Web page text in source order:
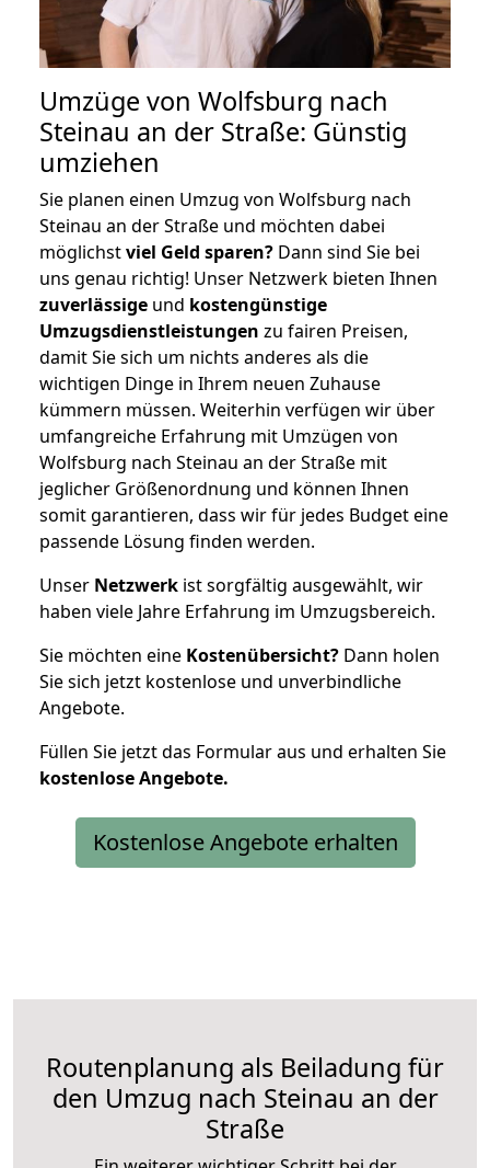
Umzüge von Wolfsburg nach
Steinau an der Straße: Günstig
umziehen
Sie planen einen Umzug von Wolfsburg nach
Steinau an der Straße und möchten dabei
möglichstviel Geld sparen? Dann sind Sie bei
uns genau richtig! Unser Netzwerk bieten Ihnen
zuverlässige und kostengünstige
Umzugsdienstleistungen zu fairen Preisen,
damit Sie sich um nichts anderes als die
wichtigen Dinge in Ihrem neuen Zuhause
kümmern müssen. Weiterhin verfügen wir über
umfangreiche Erfahrung mit Umzügen von
Wolfsburg nach Steinau an der Straße mit
jeglicher Größenordnung und können Ihnen
somit garantieren, dass wir für jedes Budget eine
passende Lösung finden werden.
Unser Netzwerk ist sorgfältig ausgewählt, wir
haben viele Jahre Erfahrung im Umzugsbereich.
Sie möchten eine Kostenübersicht? Dann holen
Sie sich jetzt kostenlose und unverbindliche
Angebote.
Füllen Sie jetzt das Formular aus und erhalten Sie
kostenloseAngebote.
Kostenlose Angebote erhalten
Routenplanung als Beiladung für
den Umzug nach Steinau an der
Straße